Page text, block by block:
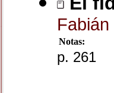
Notas:
p. 261